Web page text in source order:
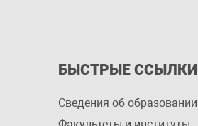
БЫСТРЫЕ ССЫЛКИ
Сведения об образовании